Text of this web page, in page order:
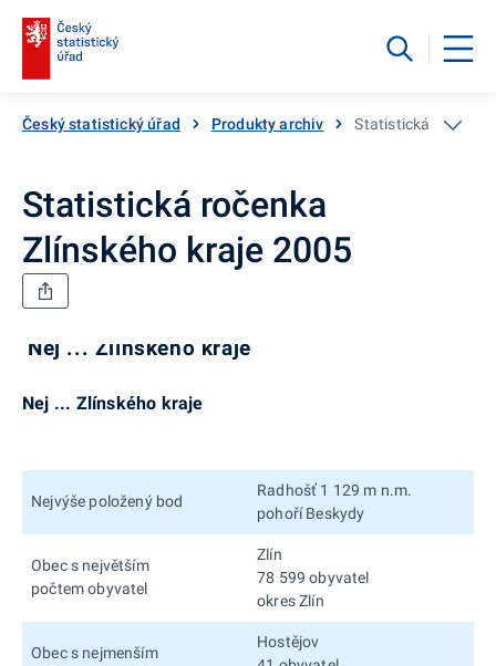
Český statistický úřad Produkty archiv Statistická ročenka
Statistická ročenka
Zlínského kraje 2005
Nej ... Zlínského kraje
Nej ... Zlínského kraje
Nejvýše položený bod
Radhošť 1 129 m n.m.
pohoří Beskydy
Obec s největším
počtem obyvatel
Zlín
78 599 obyvatel
okres Zlín
Obec s nejmenším
Hostějov